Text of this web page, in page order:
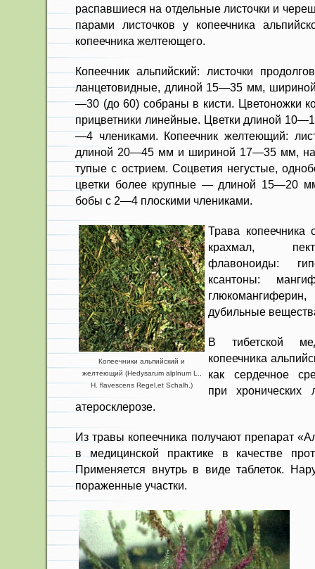
распавшиеся на отдельные листочки и
па­рами листочков у копеечника
копеечника желтеющего.
Копеечник альпийский: листочки
лан­цетовидные, длиной 15—35 мм,
—30 (до 60) собраны в кисти. Цветоножки
прицветни­ки линейные. Цветки длиной
—4 членика­ми. Копеечник желтеющий:
длиной 20—45 мм и шириной 17—35 мм, на
тупые с острием. Соцве­тия негустые,
цветки более крупные — дли­ной 15—20
бобы с 2—4 плоскими члениками.
Копеечники альпийский и
желтеющий (Hedysarum alplnum L.,
Н. flavescens Regel.et Schalh.)
Трава копеечника
крахмал,
флавоноиды:
ксантоны:
дубильные
В тибетской
копеечника
как сердечное
при хронических
атеросклерозе.
Из травы копеечника получают препарат
в медицинской практике в качестве
Применя­ется внутрь в виде таблеток.
пораженные участ­ки.